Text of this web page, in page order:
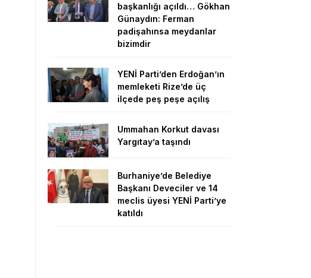
başkanlığı açıldı… Gökhan
Günaydın: Ferman
padişahınsa meydanlar
bizimdir
YENİ Parti’den Erdoğan’ın
memleketi Rize’de üç
ilçede peş peşe açılış
Ummahan Korkut davası
Yargıtay’a taşındı
Burhaniye’de Belediye
Başkanı Deveciler ve 14
meclis üyesi YENİ Parti’ye
katıldı